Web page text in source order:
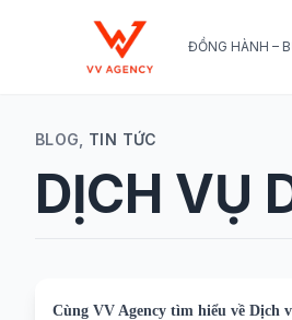
ĐỒNG HÀNH –
BLOG, TIN TỨC
DỊCH VỤ
Cùng VV Agency tìm hiểu về Dịch